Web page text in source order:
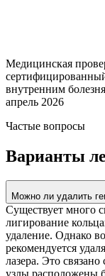
Медицинская
внутренним
апрель 2026
Частые вопросы
Варианты
Можно ли удалить
Существует много
лигирование
удаление. Однако
рекомендуется
лазера. Это